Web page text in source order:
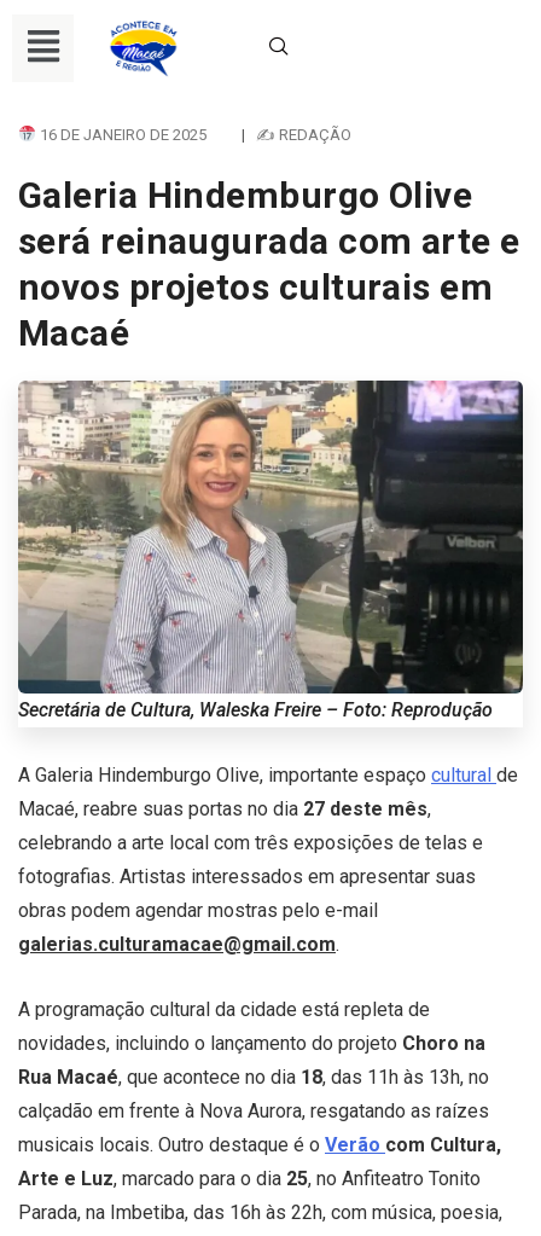
16 DE JANEIRO DE 2025 | ✍ REDAÇÃO
Galeria Hindemburgo Olive
será reinaugurada com arte e
novos projetos culturais em
Macaé
Secretária de Cultura, Waleska Freire – Foto: Reprodução
A Galeria Hindemburgo Olive, importante espaço cultural de
Macaé, reabre suas portas no dia 27 deste mês,
celebrando a arte local com três exposições de telas e
fotografias. Artistas interessados em apresentar suas
obras podem agendar mostras pelo e-mail
galerias.culturamacae@gmail.com.
A programação cultural da cidade está repleta de
novidades, incluindo o lançamento do projeto Choro na
Rua Macaé, que acontece no dia 18, das 11h às 13h, no
calçadão em frente à Nova Aurora, resgatando as raízes
musicais locais. Outro destaque é o Verão com Cultura,
Arte e Luz, marcado para o dia 25, no Anfiteatro Tonito
Parada, na Imbetiba, das 16h às 22h, com música, poesia,